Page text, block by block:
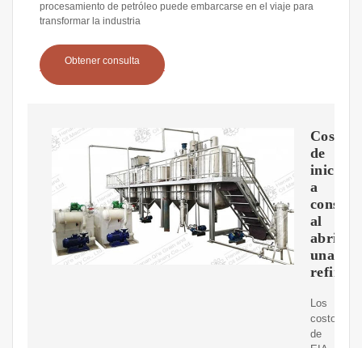
procesamiento de petróleo puede embarcarse en el viaje para
transformar la industria
Obtener consulta
Costos
de
inicio
a
al
abrir
una
Los
costos
de